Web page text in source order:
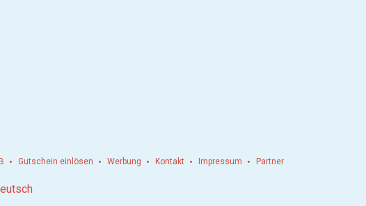
Gutschein einlösen Werbung Kontakt Impressum Partner